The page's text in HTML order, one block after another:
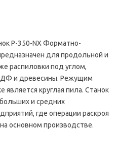
P-350-NX Форматно-
для продольной и
распиловки под углом,
и древесины. Режущим
круглая пила. Станок
и средних
где операции раскроя
основном производстве.